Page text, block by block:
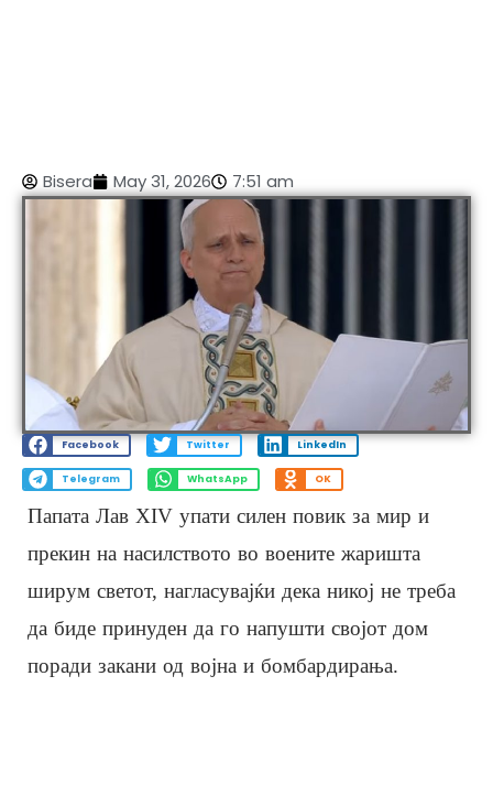
Bisera May 31, 2026 7:51 am
Facebook Twitter LinkedIn
Telegram WhatsApp OK
Папата Лав XIV упати силен повик за мир и
прекин на насилството во воените жаришта
ширум светот, нагласувајќи дека никој не треба
да биде принуден да го напушти својот дом
поради закани од војна и бомбардирања.